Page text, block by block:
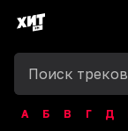
А Б В Г Д